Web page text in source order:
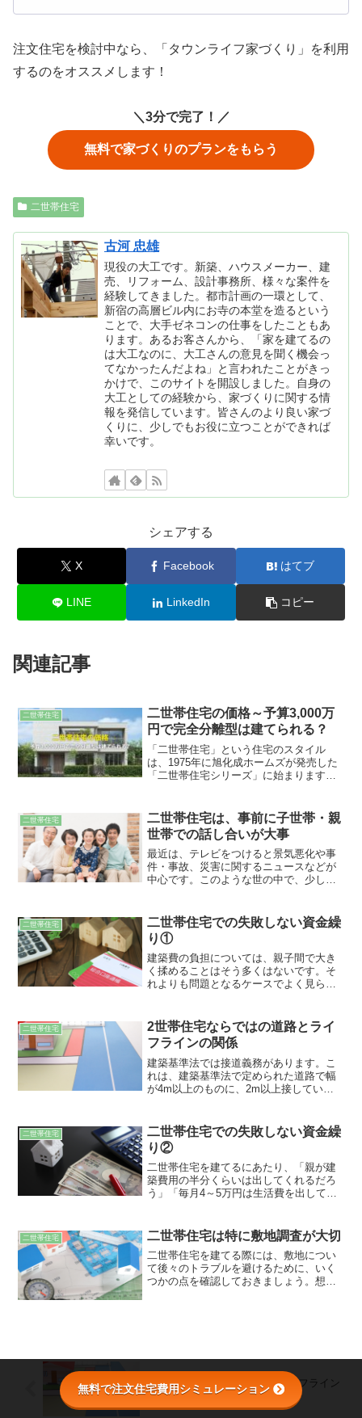
注文住宅を検討中なら、「タウンライフ家づくり」を利用
するのをオススメします！
＼3分で完了！／
無料で家づくりのプランをもらう
二世帯住宅
古河 忠雄
現役の大工です。新築、ハウスメーカー、建
売、リフォーム、設計事務所、様々な案件を
経験してきました。都市計画の一環として、
新宿の高層ビル内にお寺の本堂を造るという
ことで、大手ゼネコンの仕事をしたこともあ
ります。あるお客さんから、「家を建てるの
は大工なのに、大工さんの意見を聞く機会っ
てなかったんだよね」と言われたことがきっ
かけで、このサイトを開設しました。自身の
大工としての経験から、家づくりに関する情
報を発信しています。皆さんのより良い家づ
くりに、少しでもお役に立つことができれば
幸いです。
シェアする
X Facebook はてブ
LINE LinkedIn コピー
関連記事
二世帯住宅
二世帯住宅の価格～予算3,000万
円で完全分離型は建てられる？
「二世帯住宅」という住宅のスタイル
は、1975年に旭化成ホームズが発売した
「二世帯住宅シリーズ」に始まります。
心を集めているのをご存知でしょうか？
こちらの記事では二世帯住宅の完全分離
型や、その費用とメリット・デメリット
について解説します。二世帯住宅を検討
している方は、ぜひ参考にしてみてくだ
さい。
二世帯住宅
二世帯住宅は、事前に子世帯・親
世帯での話し合いが大事
最近は、テレビをつけると景気悪化や事
件・事故、災害に関するニュースなどが
中心です。このような世の中で、少しで
がいつでも近くにいて、子育てや将来の
介護もしやすいことから最近注目を集め
ているのが二世帯住宅です。
二世帯住宅
二世帯住宅での失敗しない資金繰
り①
建築費の負担については、親子間で大き
く揉めることはそう多くはないです。そ
れよりも問題となるケースでよく見られ
かをきちんと話し合い、資金もそれぞれ
がローンを借りるのか、それとも親子リ
レーのローンにするのかなど、資金計画
をきちんと話しておく必要があります。
お金の話については、工務店や大工など
だけではなく、専門家であるファイナン
二世帯住宅
2世帯住宅ならではの道路とライ
フラインの関係
建築基準法では接道義務があります。こ
れは、建築基準法で定められた道路で幅
が4m以上のものに、2m以上接していな
物を建てることはできません。ただし、
敷地に面している道路幅が4m未満であっ
ても、敷地を道路として扱うセットバッ
クをすれば建物を建てることはできま
す。
二世帯住宅
二世帯住宅での失敗しない資金繰
り②
二世帯住宅を建てるにあたり、「親が建
築費用の半分くらいは出してくれるだろ
う」「毎月4～5万円は生活費を出しても
う。しかし、親も年金だけでは生活がで
きない可能性があるため、今はお金を出
す考えがあっても、先々状況が変わる可
能性があります。
二世帯住宅 二世帯住宅は特に敷地調査が大切
二世帯住宅を建てる際には、敷地につい
て後々のトラブルを避けるために、いく
つかの点を確認しておきましょう。想定
2世帯住宅ならではの道路とライフライン
の関係
無料で注文住宅費用シミュレーション